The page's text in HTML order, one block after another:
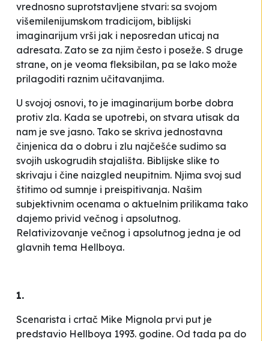
vrednosno suprotstavljene stvari: sa svojom
višemilenijumskom tradicijom, biblijski
imaginarijum vrši jak i neposredan uticaj na
adresata. Zato se za njim često i poseže. S druge
strane, on je veoma fleksibilan, pa se lako može
prilagoditi raznim učitavanjima.
U svojoj osnovi, to je imaginarijum borbe dobra
protiv zla. Kada se upotrebi, on stvara utisak da
nam je sve jasno. Tako se skriva jednostavna
činjenica da o dobru i zlu najčešće sudimo sa
svojih uskogrudih stajališta. Biblijske slike to
skrivaju i čine naizgled neupitnim. Njima svoj sud
štitimo od sumnje i preispitivanja. Našim
subjektivnim ocenama o aktuelnim prilikama tako
dajemo privid večnog i apsolutnog.
Relativizovanje večnog i apsolutnog jedna je od
glavnih tema Hellboya.
1.
Scenarista i crtač Mike Mignola prvi put je
predstavio Hellboya 1993. godine. Od tada pa do